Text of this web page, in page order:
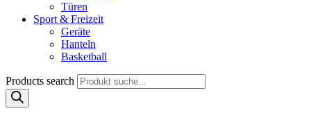
Türen
Sport & Freizeit
Geräte
Hanteln
Basketball
Products search